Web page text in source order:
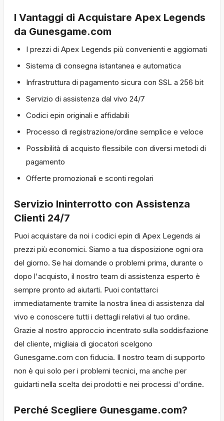
I Vantaggi di Acquistare Apex Legends
da Gunesgame.com
I prezzi di Apex Legends più convenienti e aggiornati
Sistema di consegna istantanea e automatica
Infrastruttura di pagamento sicura con SSL a 256 bit
Servizio di assistenza dal vivo 24/7
Codici epin originali e affidabili
Processo di registrazione/ordine semplice e veloce
Possibilità di acquisto flessibile con diversi metodi di
pagamento
Offerte promozionali e sconti regolari
Servizio Ininterrotto con Assistenza
Clienti 24/7
Puoi acquistare da noi i codici epin di Apex Legends ai
prezzi più economici. Siamo a tua disposizione ogni ora
del giorno. Se hai domande o problemi prima, durante o
dopo l'acquisto, il nostro team di assistenza esperto è
sempre pronto ad aiutarti. Puoi contattarci
immediatamente tramite la nostra linea di assistenza dal
vivo e conoscere tutti i dettagli relativi al tuo ordine.
Grazie al nostro approccio incentrato sulla soddisfazione
del cliente, migliaia di giocatori scelgono
Gunesgame.com con fiducia. Il nostro team di supporto
non è qui solo per i problemi tecnici, ma anche per
guidarti nella scelta dei prodotti e nei processi d'ordine.
Perché Scegliere Gunesgame.com?